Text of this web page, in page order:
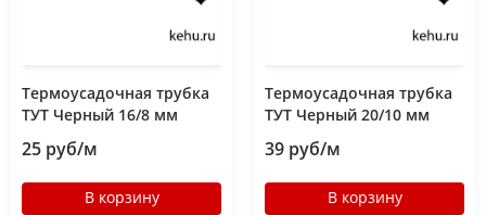
Термоусадочная трубка
ТУТ Черный 16/8 мм
25 руб/м
В корзину
Термоусадочная трубка
ТУТ Черный 20/10 мм
39 руб/м
В корзину